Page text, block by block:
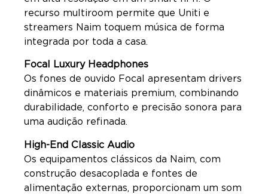
recurso multiroom permite que Uniti e
streamers Naim toquem música de forma
integrada por toda a casa.
Focal Luxury Headphones
Os fones de ouvido Focal apresentam drivers
dinâmicos e materiais premium, combinando
durabilidade, conforto e precisão sonora para
uma audição refinada.
High-End Classic Audio
Os equipamentos clássicos da Naim, com
construção desacoplada e fontes de
alimentação externas, proporcionam um som